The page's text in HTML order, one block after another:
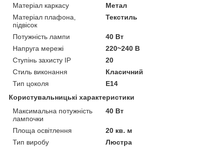
Матеріал каркасу
Метал
Матеріал плафона,
підвісок
Текстиль
Потужність лампи
40 Вт
Напруга мережі
220~240 В
Ступінь захисту IP
20
Стиль виконання
Класичний
Тип цоколя
E14
Користувальницькі характеристики
Максимальна потужність
лампочки
40 Вт
Площа освітлення
20 кв. м
Тип виробу
Люстра